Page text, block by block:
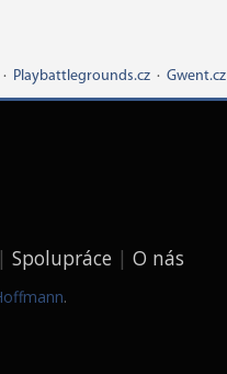
· Playbattlegrounds.cz · Gwent.cz
Spolupráce O nás
.